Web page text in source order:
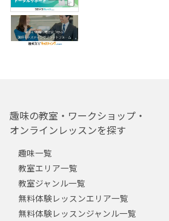
趣味の教室・ワークショップ・
オンラインレッスンを探す
趣味一覧
教室エリア一覧
教室ジャンル一覧
無料体験レッスンエリア一覧
無料体験レッスンジャンル一覧